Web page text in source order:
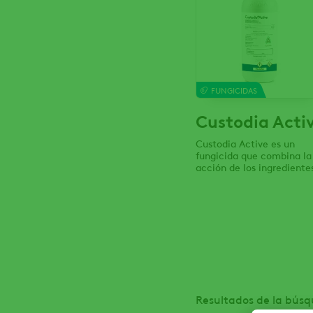
FUNGICIDAS
Custodia
Custodia Active es un
fungicida que combina la
acción de los
Resultados de la